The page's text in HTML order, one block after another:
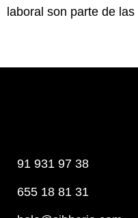
laboral son parte de
91 931 97 38
655 18 81 31